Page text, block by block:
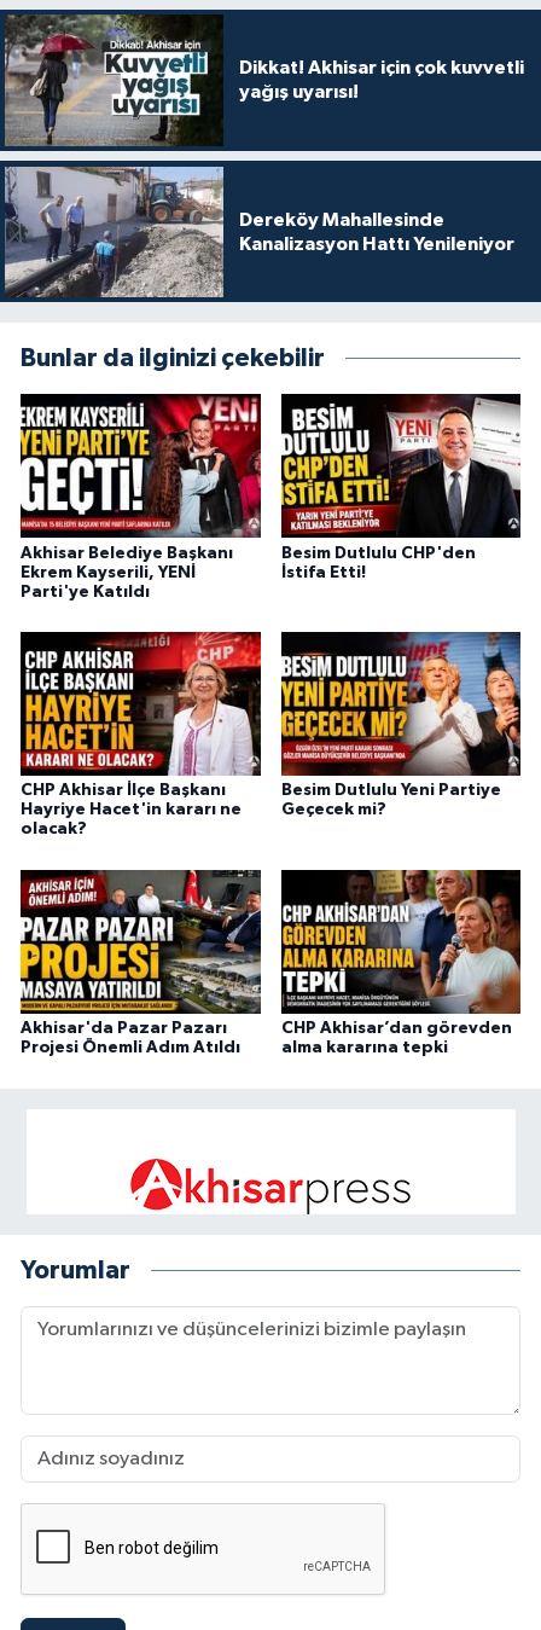
Dikkat! Akhisar için çok kuvvetli
yağış uyarısı!
Dereköy Mahallesinde
Kanalizasyon Hattı Yenileniyor
Bunlar da ilginizi çekebilir
Akhisar Belediye Başkanı
Ekrem Kayserili, YENİ
Parti'ye Katıldı
Besim Dutlulu CHP'den
İstifa Etti!
CHP Akhisar İlçe Başkanı
Hayriye Hacet'in kararı ne
olacak?
Besim Dutlulu Yeni Partiye
Geçecek mi?
Akhisar'da Pazar Pazarı
Projesi Önemli Adım Atıldı
CHP Akhisar’dan görevden
alma kararına tepki
Yorumlar